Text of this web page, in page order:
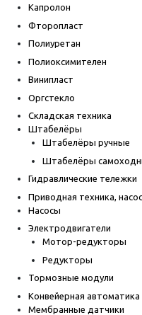
Капролон
Фторопласт
Полиуретан
Полиоксимителен
Винипласт
Оргстекло
Складская техника
Штабелёры
Штабелёры ручные
Штабелёры
Гидравлические тележки
Приводная техника,
Насосы
Электродвигатели
Мотор-редукторы
Редукторы
Тормозные модули
Конвейерная автоматика
Мембранные датчики